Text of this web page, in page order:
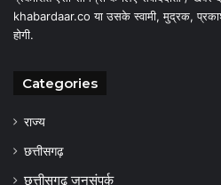
khabardaar.co या उसके स्वामी, मुद्रक,
होगी.
Categories
राज्य
छत्तीसगढ़
छत्तीसगढ़ जनसंपर्क